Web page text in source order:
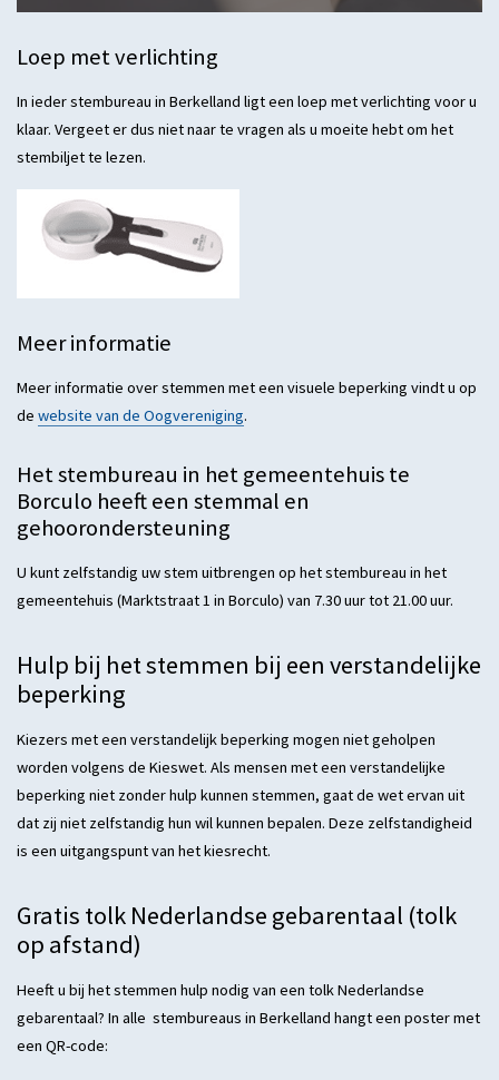
Loep met verlichting
In ieder stembureau in Berkelland ligt een loep met verlichting voor u
klaar. Vergeet er dus niet naar te vragen als u moeite hebt om het
stembiljet te lezen.
Meer informatie
Meer informatie over stemmen met een visuele beperking vindt u op
de website van de Oogvereniging.
Het stembureau in het gemeentehuis te
Borculo heeft een stemmal en
gehoorondersteuning
U kunt zelfstandig uw stem uitbrengen op het stembureau in het
gemeentehuis (Marktstraat 1 in Borculo) van 7.30 uur tot 21.00 uur.
Hulp bij het stemmen bij een verstandelijke
beperking
Kiezers met een verstandelijk beperking mogen niet geholpen
worden volgens de Kieswet. Als mensen met een verstandelijke
beperking niet zonder hulp kunnen stemmen, gaat de wet ervan uit
dat zij niet zelfstandig hun wil kunnen bepalen. Deze zelfstandigheid
is een uitgangspunt van het kiesrecht.
Gratis tolk Nederlandse gebarentaal (tolk
op afstand)
Heeft u bij het stemmen hulp nodig van een tolk Nederlandse
gebarentaal? In alle stembureaus in Berkelland hangt een poster met
een QR-code: